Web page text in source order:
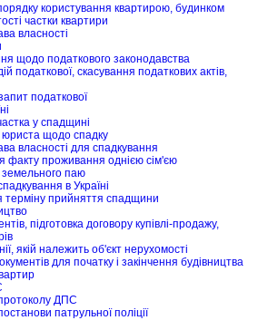
користування квартирою, будинком
частки квартири
власності
щодо податкового законодавства
податкової, скасування податкових актів,
податкової
у спадщині
юриста щодо спадку
власності для спадкування
факту проживання однією сім'єю
паю
в Україні
терміну прийняття спадщини
підготовка договору купівлі-продажу,
якій належить об'єкт нерухомості
для початку і закінчення будівництва
ДПС
патрульної поліції